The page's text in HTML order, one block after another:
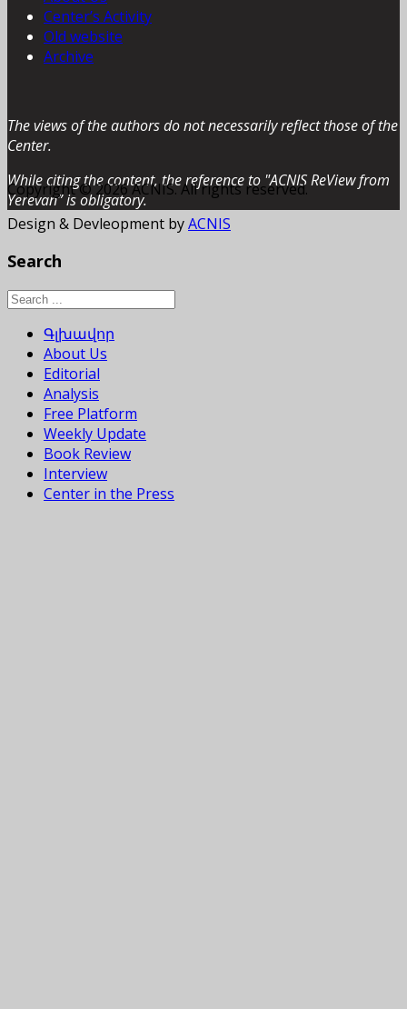
Center’s Activity
Old website
Archive
The views of the authors do not necessarily reflect those of the
Center.
While citing the content, the reference to "ACNIS ReView from
Yerevan” is obligatory.
Copyright © 2026 ACNIS. All rights reserved.
Design & Devleopment byACNIS
Search
Գլխավոր
About Us
Editorial
Analysis
Free Platform
Weekly Update
Book Review
Interview
Center in the Press